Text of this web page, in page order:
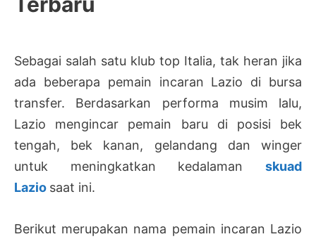
Sebagai salah satu klub top Italia, tak heran jika
ada beberapa pemain incaran Lazio di bursa
transfer. Berdasarkan performa musim lalu,
Lazio mengincar pemain baru di posisi bek
tengah, bek kanan, gelandang dan winger
untuk meningkatkan kedalaman skuad
Lazio saat ini.
Berikut merupakan nama pemain incaran Lazio